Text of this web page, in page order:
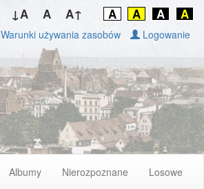
↓A A A↑ A A A A
Warunki używania zasobów Logowanie
Albumy Nierozpoznane Losowe